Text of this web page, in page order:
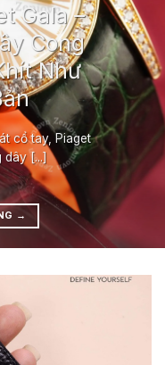
Gala –
Cong
Như
cổ tay, Piaget
dây [...]
→